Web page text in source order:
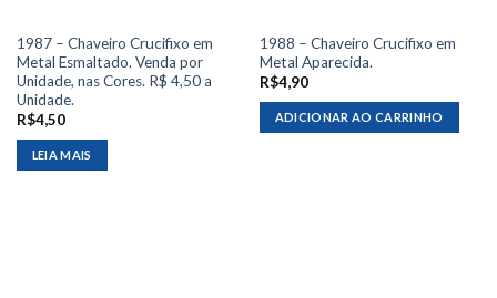
1987 – Chaveiro Crucifixo em
Metal Esmaltado. Venda por
Unidade, nas Cores. R$ 4,50 a
Unidade.
R$4,50
LEIA MAIS
1988 – Chaveiro Crucifixo em
Metal Aparecida.
R$4,90
ADICIONAR AO CARRINHO